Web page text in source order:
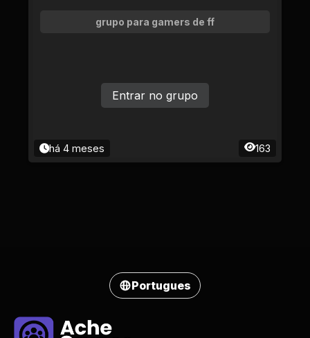
grupo para gamers de ff
há 4 meses 163
Entrar no grupo
Portugues